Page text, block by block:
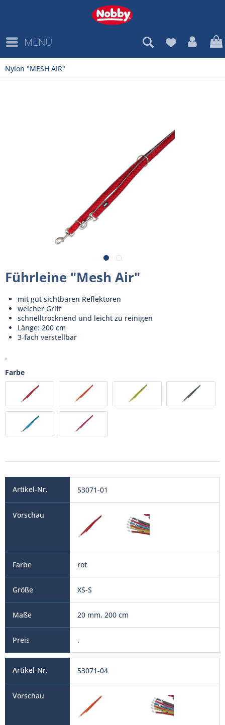
MENÜ
Nylon "MESH AIR"
Führleine "Mesh Air"
mit gut sichtbaren Reflektoren
weicher Griff
schnelltrocknend und leicht zu reinigen
Länge: 200 cm
3-fach verstellbar
.
Farbe
53071-01
rot
XS-S
20 mm, 200 cm
.
53071-04